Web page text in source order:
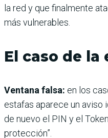
la red y que finalmente
más vulnerables.
El caso de
Ventana falsa: en los
estafas aparece un aviso
de nuevo el PIN y el
protección”.